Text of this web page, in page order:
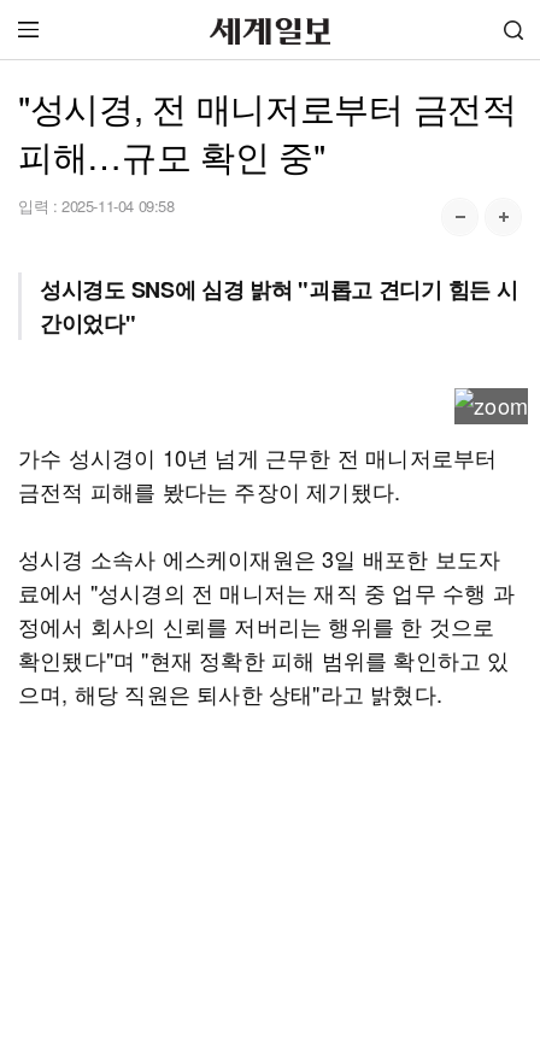
"성시경, 전 매니저로부터 금전적
피해…규모 확인 중"
입력 : 2025-11-04 09:58
성시경도 SNS에 심경 밝혀 "괴롭고 견디기 힘든 시
간이었다"
가수 성시경이 10년 넘게 근무한 전 매니저로부터
금전적 피해를 봤다는 주장이 제기됐다.
성시경 소속사 에스케이재원은 3일 배포한 보도자
료에서 "성시경의 전 매니저는 재직 중 업무 수행 과
정에서 회사의 신뢰를 저버리는 행위를 한 것으로
확인됐다"며 "현재 정확한 피해 범위를 확인하고 있
으며, 해당 직원은 퇴사한 상태"라고 밝혔다.